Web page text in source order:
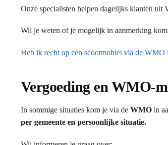
Onze specialisten helpen dagelijks klanten uit
Wil je weten of je mogelijk in aanmerking
Heb ik recht op een scootmobiel via de WMO
Vergoeding en WMO-
In sommige situaties kom je via de WMOin
per gemeente en persoonlijke situatie.